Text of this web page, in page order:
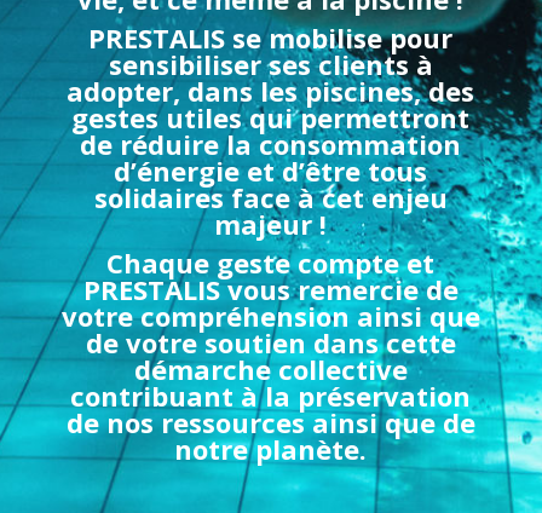
PRESTALIS se mobilise pour
sensibiliser ses clients à
adopter, dans les piscines, des
gestes utiles qui permettront
de réduire la consommation
d’énergie et d’être tous
solidaires face à cet enjeu
majeur !
Chaque geste compte et
PRESTALIS vous remercie de
votre compréhension ainsi que
de votre soutien dans cette
démarche collective
contribuant à la préservation
de nos ressources ainsi que de
notre planète.